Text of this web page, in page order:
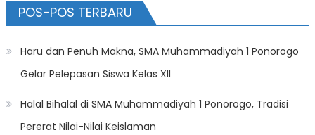
POS-POS TERBARU
Haru dan Penuh Makna, SMA Muhammadiyah 1 Ponorogo
Gelar Pelepasan Siswa Kelas XII
Halal Bihalal di SMA Muhammadiyah 1 Ponorogo, Tradisi
Pererat Nilai-Nilai Keislaman